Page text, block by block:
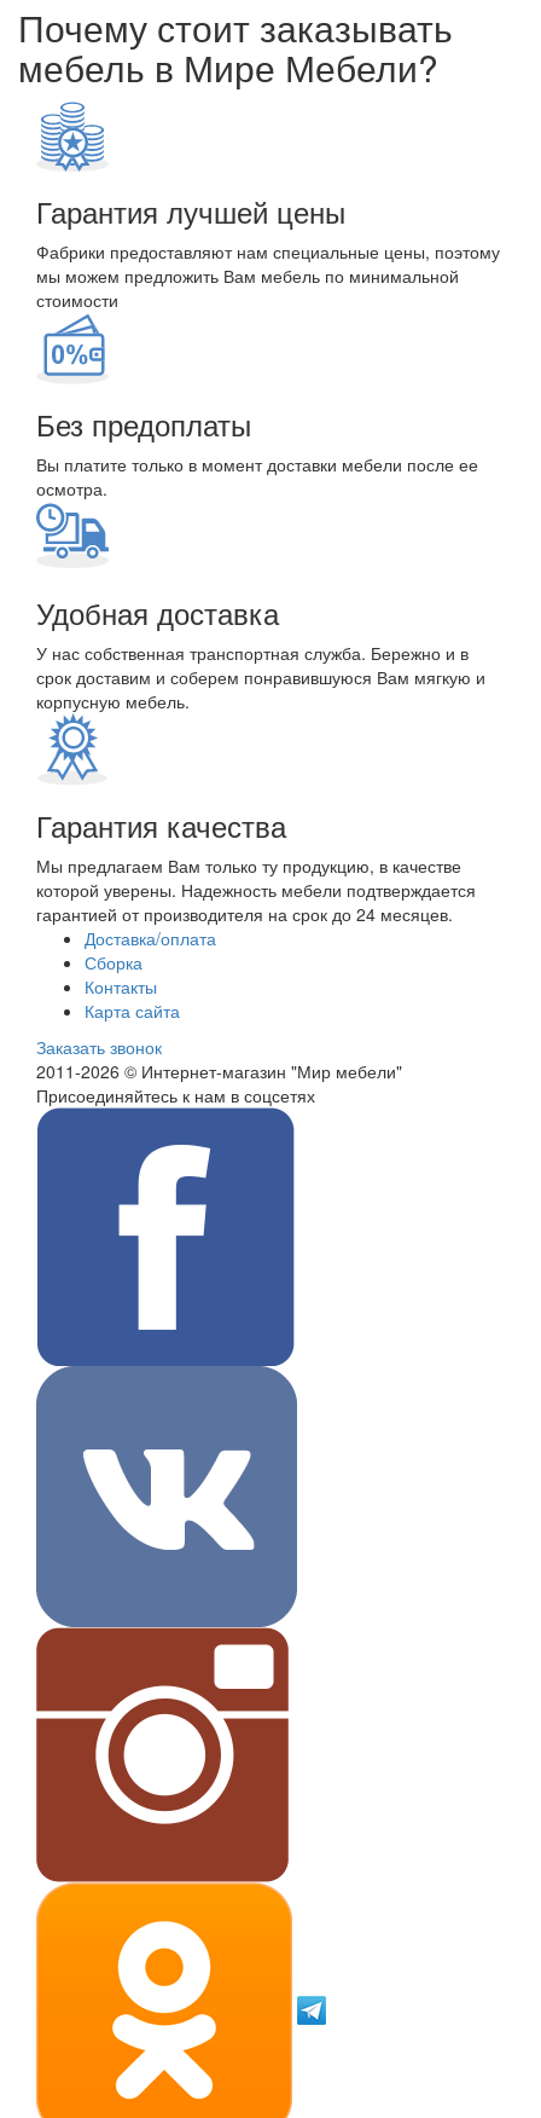
Почему стоит заказывать
мебель в Мире Мебели?
Гарантия лучшей цены
Фабрики предоставляют нам специальные цены, поэтому
мы можем предложить Вам мебель по минимальной
стоимости
Без предоплаты
Вы платите только в момент доставки мебели после ее
осмотра.
Удобная доставка
У нас собственная транспортная служба. Бережно и в
срок доставим и соберем понравившуюся Вам мягкую и
корпусную мебель.
Гарантия качества
Мы предлагаем Вам только ту продукцию, в качестве
которой уверены. Надежность мебели подтверждается
гарантией от производителя на срок до 24 месяцев.
Доставка/оплата
Сборка
Контакты
Карта сайта
Заказать звонок
2011-2026 © Интернет-магазин "Мир мебели"
Присоединяйтесь к нам в соцсетях